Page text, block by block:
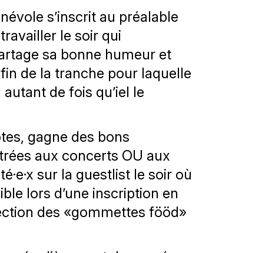
s’inscrit au préalable
le soir qui
sa bonne humeur et
de la tranche pour laquelle
autant de fois qu’iel le
gagne des bons
aux concerts OU aux
sur la guestlist le soir où
lors d’une inscription en
des «gommettes fööd»